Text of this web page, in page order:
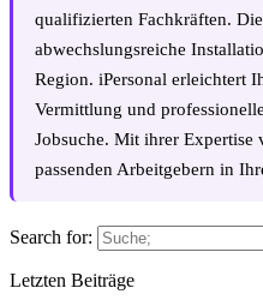
qualifizierten Fachkräften.
abwechslungsreiche
Region. iPersonal erleichtert
Vermittlung und
Jobsuche. Mit ihrer Expertise
passenden Arbeitgebern in
Search for:
Letzten Beiträge